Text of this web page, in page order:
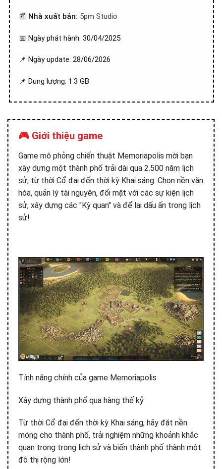
📰 Nhà xuất bản: 5pm Studio
📅 Ngày phát hành: 30/04/2025
📌 Ngày update: 28/06/2026
📌 Dung lượng: 1.3 GB
🎮 Giới thiệu game
Game mô phỏng chiến thuật Memoriapolis mời bạn
xây dựng một thành phố trải dài qua 2.500 năm lịch
sử, từ thời Cổ đại đến thời kỳ Khai sáng. Chọn nền văn
hóa, quản lý tài nguyên, đối mặt với các sự kiện lịch
sử, xây dựng các "Kỳ quan" và để lại dấu ấn trong lịch
sử!
Tính năng chính của game Memoriapolis
Xây dựng thành phố qua hàng thế kỷ
Từ thời Cổ đại đến thời kỳ Khai sáng, hãy đặt nền
móng cho thành phố, trải nghiệm những khoảnh khắc
quan trọng trong lịch sử và biến thành phố thành một
đô thị rộng lớn!